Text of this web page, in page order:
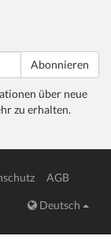
Abonnieren
über neue
zu erhalten.
AGB
Deutsch